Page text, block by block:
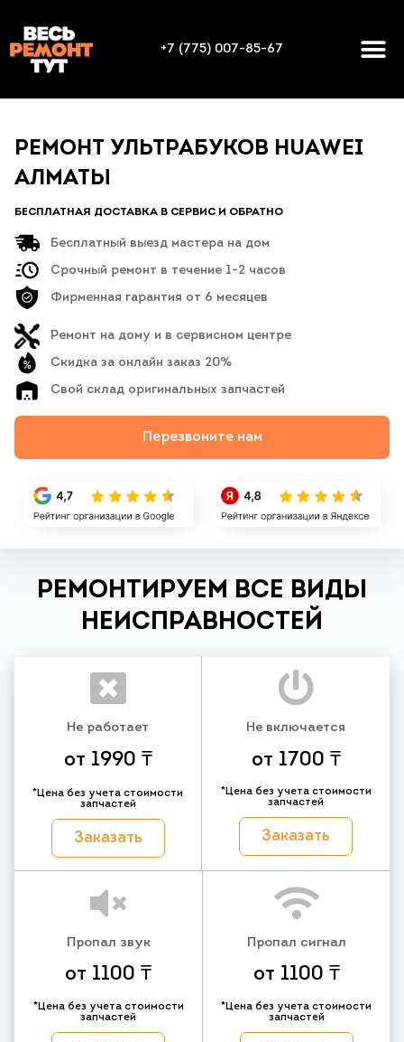
+7 (775) 007-85-67
РЕМОНТ УЛЬТРАБУКОВ HUAWEI
АЛМАТЫ
БЕСПЛАТНАЯ ДОСТАВКА В СЕРВИС И ОБРАТНО
Бесплатный выезд мастера на дом
Срочный ремонт в течение 1-2 часов
Фирменная гарантия от 6 месяцев
Ремонт на дому и в сервисном центре
Скидка за онлайн заказ 20%
Свой склад оригинальных запчастей
Перезвоните нам
РЕМОНТИРУЕМ ВСЕ ВИДЫ
НЕИСПРАВНОСТЕЙ
Не работает
от 1990 ₸
*Цена без учета стоимости
запчастей
Заказать
Не включается
от 1700 ₸
*Цена без учета стоимости
запчастей
Заказать
Пропал звук
от 1100 ₸
*Цена без учета стоимости
запчастей
Пропал сигнал
от 1100 ₸
*Цена без учета стоимости
запчастей